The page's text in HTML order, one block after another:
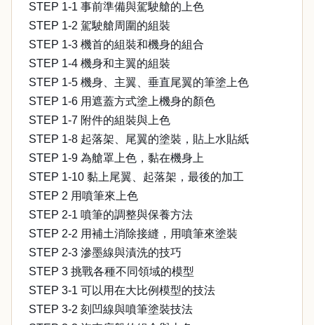
STEP 1-1 事前準備與駕駛艙的上色
STEP 1-2 駕駛艙周圍的組裝
STEP 1-3 機首的組裝和機身的組合
STEP 1-4 機身和主翼的組裝
STEP 1-5 機身、主翼、垂直尾翼的筆塗上色
STEP 1-6 用遮蓋方式塗上機身的顏色
STEP 1-7 附件的組裝與上色
STEP 1-8 起落架、尾翼的塗裝，貼上水貼紙
STEP 1-9 為艙罩上色，黏在機身上
STEP 1-10 黏上尾翼、起落架，最後的加工
STEP 2 用噴筆來上色
STEP 2-1 噴筆的調整與保養方法
STEP 2-2 用補土消除接縫，用噴筆來塗裝
STEP 2-3 滲墨線與漬洗的技巧
STEP 3 挑戰各種不同領域的模型
STEP 3-1 可以用在大比例模型的技法
STEP 3-2 刻凹線與噴筆塗裝技法